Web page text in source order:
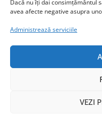
Dacă nu îți dai consimțământul
avea afecte negative asupra
Administrează serviciile
VEZI